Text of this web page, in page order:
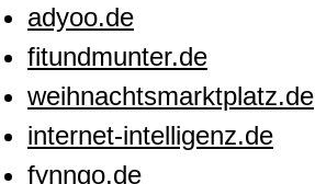
adyoo.de
fitundmunter.de
weihnachtsmarktplatz.de
internet-intelligenz.de
fynngo.de